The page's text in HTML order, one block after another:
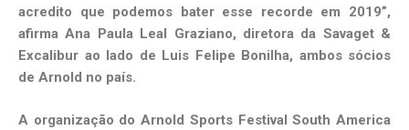
acredito que podemos bater esse recorde em 2019”,
afirma Ana Paula Leal Graziano, diretora da Savaget &
Excalibur ao lado de Luis Felipe Bonilha, ambos sócios
de Arnold no país.
A organização do Arnold Sports Festival South America